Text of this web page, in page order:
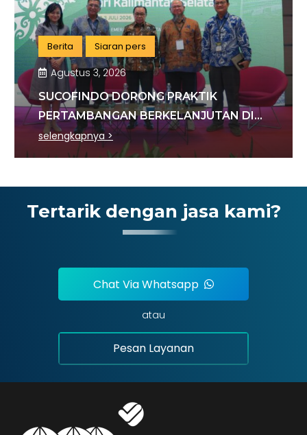
Berita Siaran pers
Agustus 3, 2026
SUCOFINDO DORONG PRAKTIK
PERTAMBANGAN BERKELANJUTAN DI
SEKTOR BATU BARA
selengkapnya >
Tertarik dengan jasa kami?
Chat Via Whatsapp
atau
Pesan Layanan